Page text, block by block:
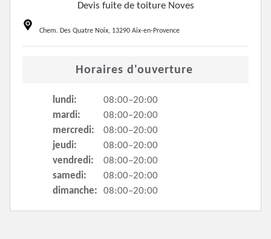
Devis fuite de toiture Noves
Chem. Des Quatre Noix, 13290 Aix-en-Provence
Horaires d'ouverture
lundi:
08:00–20:00
mardi:
08:00–20:00
mercredi:
08:00–20:00
jeudi:
08:00–20:00
vendredi:
08:00–20:00
samedi:
08:00–20:00
dimanche:
08:00–20:00